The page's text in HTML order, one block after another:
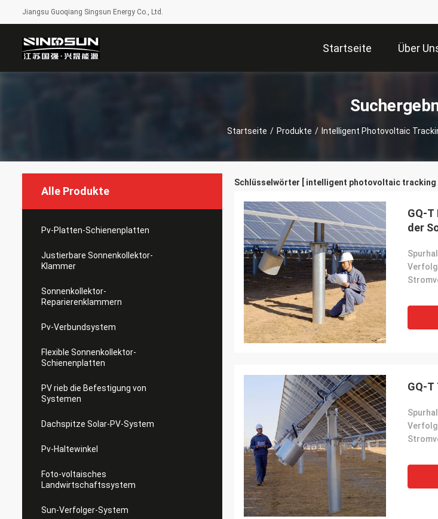
Jiangsu Guoqiang Singsun Energy Co., Ltd.
Startseite Über
Startseite / Produkte / Intelligent Photovoltaic
Alle Produkte
Pv-Platten-Schienenplatten
Justierbare Sonnenkollektor-
Klammer
Sonnenkollektor-
Reparierenklammern
Pv-Verbundsystem
Flexible Sonnenkollektor-
Schienenplatten
PV rieb die Befestigung von
Systemen
Dachspitze Solar-PV-System
Pv-Haltewinkel
Foto-voltaisches
Landwirtschaftssystem
Sun-Verfolger-System
Schlüsselwörter [ intelligent photovoltaic tracking
GQ-
der
GQ-